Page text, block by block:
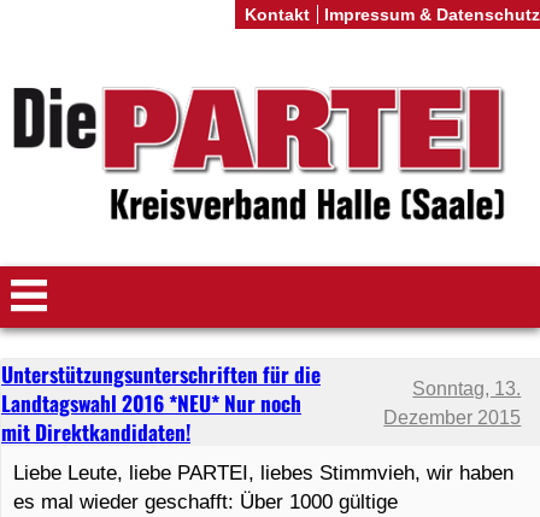
Unterstützungsunterschriften für die
Landtagswahl 2016 *NEU* Nur noch
mit Direktkandidaten!
Sonntag, 13.
Dezember 2015
Liebe Leute, liebe PARTEI, liebes Stimmvieh, wir haben
es mal wieder geschafft: Über 1000 gültige
Kontakt Impressum & Datenschutz